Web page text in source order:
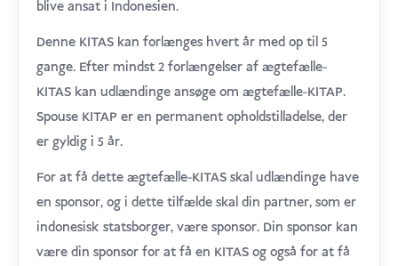
blive ansat i Indonesien.
Denne KITAS kan forlænges hvert år med op til 5
gange. Efter mindst 2 forlængelser af ægtefælle-
KITAS kan udlændinge ansøge om ægtefælle-KITAP.
Spouse KITAP er en permanent opholdstilladelse, der
er gyldig i 5 år.
For at få dette ægtefælle-KITAS skal udlændinge have
en sponsor, og i dette tilfælde skal din partner, som er
indonesisk statsborger, være sponsor. Din sponsor kan
være din sponsor for at få en KITAS og også for at få